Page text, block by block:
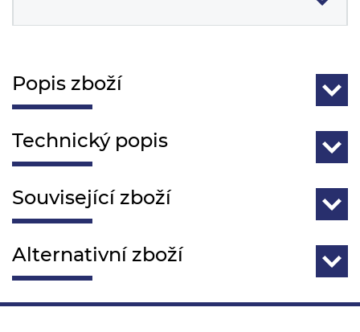
Popis zboží
Technický popis
Související zboží
Alternativní zboží